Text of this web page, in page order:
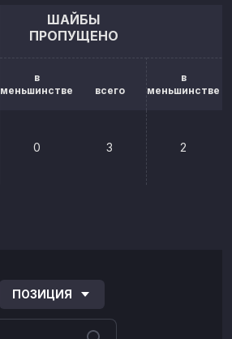
ШАЙБЫ
ПРОПУЩЕНО
в
меньшинстве
всего
в
меньшинстве
0 3 2
ПОЗИЦИЯ